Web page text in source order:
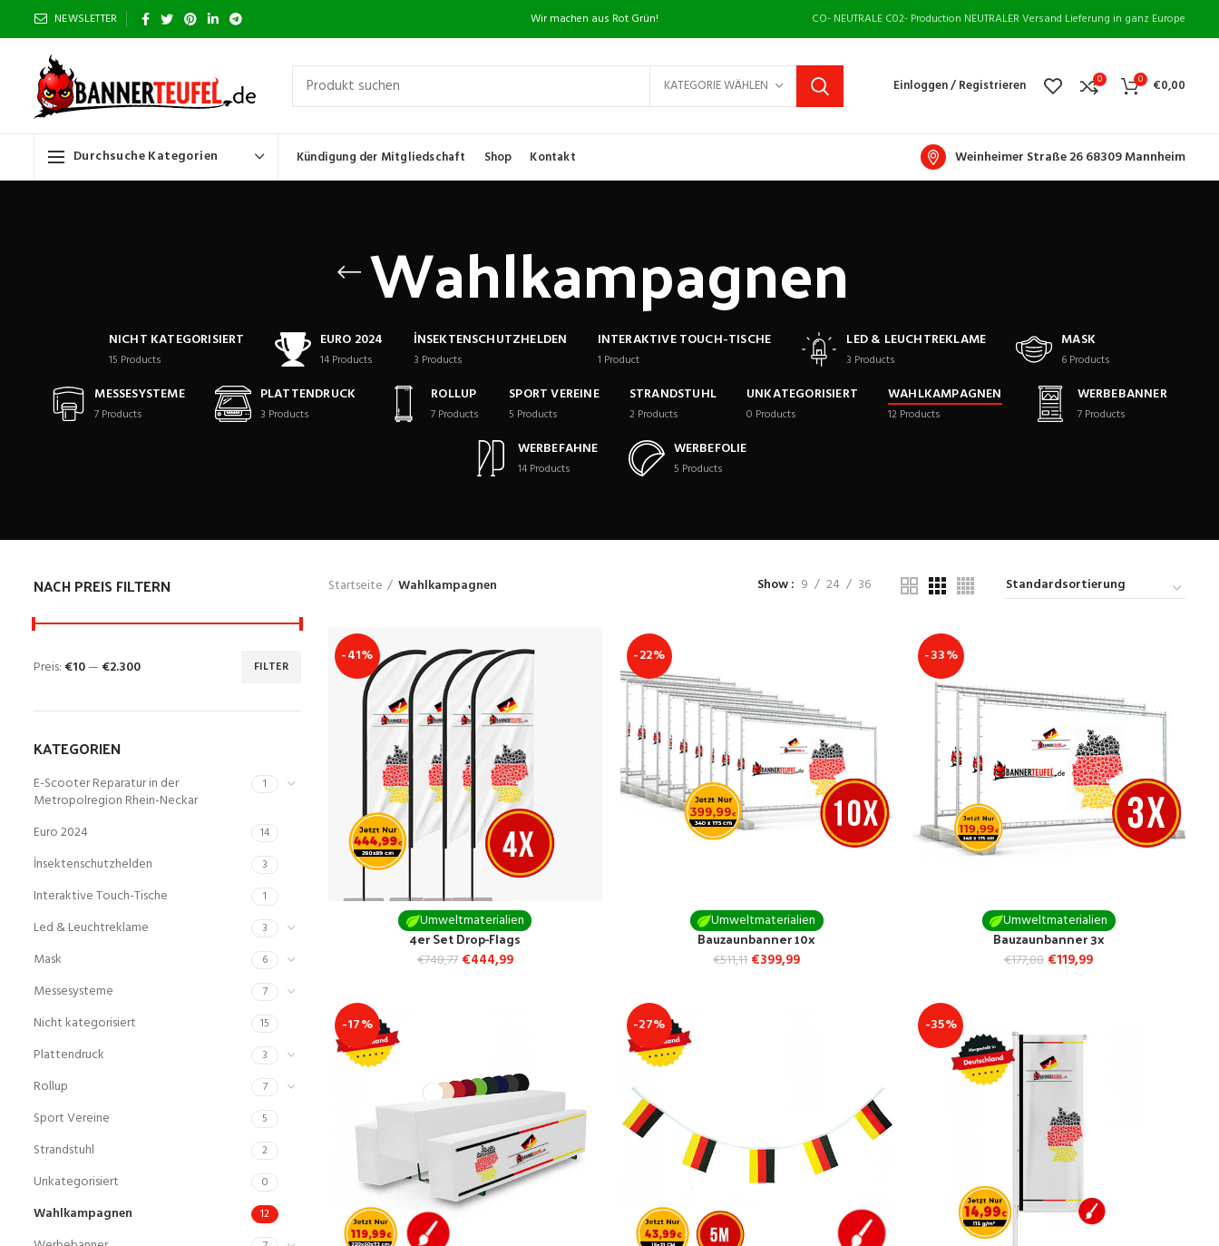
NEWSLETTER Wir machen aus Rot Grün! CO- NEUTRALE C02- Production NEUTRALER Versand Lieferung in ganz Europe
KATEGORIE WÄHLEN Einloggen / Registrieren 0 0 €0,00
Durchsuche Kategorien Kündigung der Mitgliedschaft Shop Kontakt Weinheimer Straße 26 68309 Mannheim
Wahlkampagnen
NICHT KATEGORISIERT
15 Products
EURO 2024
14 Products
İNSEKTENSCHUTZHELDEN
3 Products
INTERAKTIVE TOUCH-TISCHE
1 Product
LED & LEUCHTREKLAME
3 Products
MASK
6 Products
MESSESYSTEME
7 Products
PLATTENDRUCK
3 Products
ROLLUP
7 Products
SPORT VEREINE
5 Products
STRANDSTUHL
2 Products
UNKATEGORISIERT
0 Products
WAHLKAMPAGNEN
12 Products
WERBEBANNER
7 Products
WERBEFAHNE
14 Products
WERBEFOLIE
5 Products
NACH PREIS FILTERN
FILTER
Preis: €10— €2.300
KATEGORIEN
E-Scooter Reparatur in der
Metropolregion Rhein-Neckar
1
Euro 2024 14
İnsektenschutzhelden 3
Interaktive Touch-Tische 1
Led & Leuchtreklame 3
Mask 6
Messesysteme 7
Nicht kategorisiert 15
Plattendruck 3
Rollup 7
Sport Vereine 5
Strandstuhl 2
Unkategorisiert 0
Wahlkampagnen 12
Startseite Wahlkampagnen Show 9 24 36
-41%
Umweltmaterialien
4er Set Drop-Flags
€748,77 €444,99
-22%
Umweltmaterialien
Bauzaunbanner 10x
€511,11 €399,99
-33%
Umweltmaterialien
Bauzaunbanner 3x
€177,88 €119,99
-17% -27% -35%